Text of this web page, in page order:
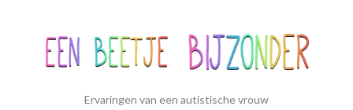
Ervaringen van een autistische vrouw